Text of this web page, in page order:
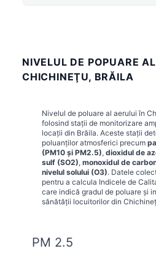
NIVELUL DE POPUARE
CHICHINEŢU, BRĂILA
Nivelul de poluare al aerului în
folosind stații de monitorizare
locații din Brăila. Aceste stații
poluanților atmosferici precum
(PM10 și PM2.5), dioxidul de
sulf (SO2), monoxidul de
nivelul solului (O3). Datele
pentru a calcula Indicele de
care indică gradul de poluare și
sănătății locuitorilor din
PM 2.5